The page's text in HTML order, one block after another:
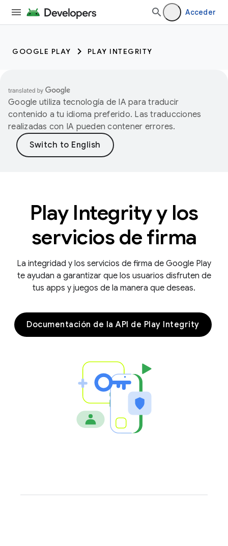
Acceder
GOOGLE PLAY PLAY INTEGRITY
Google utiliza tecnología de IA para traducir
contenido a tu idioma preferido. Las traducciones
realizadas con IA pueden contener errores.
Play Integrity y los
servicios de firma
La integridad y los servicios de firma de Google Play
te ayudan a garantizar que los usuarios disfruten de
tus apps y juegos de la manera que deseas.
Documentación de la API de Play Integrity